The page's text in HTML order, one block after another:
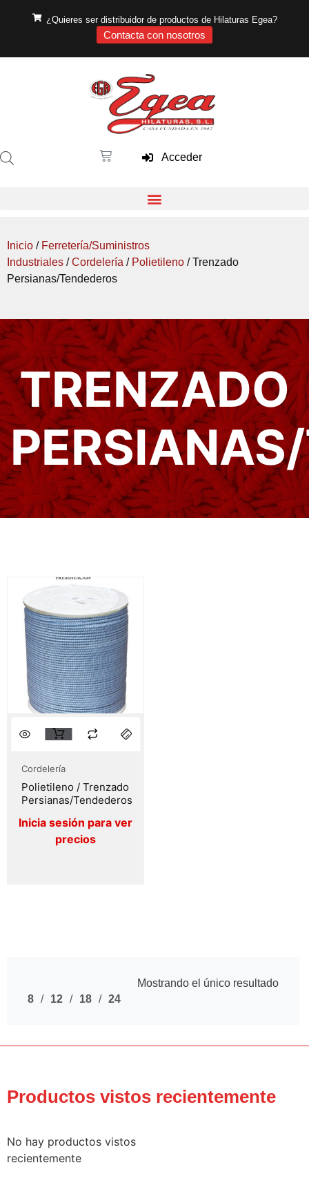
¿Quieres ser distribuidor de productos de Hilaturas Egea?
Contacta con nosotros
Acceder
Inicio / Ferretería/Suministros
Industriales /Cordelería / Polietileno / Trenzado
Persianas/Tendederos
TRENZADO
Cordelería
Polietileno / Trenzado
Persianas/Tendederos
Mostrando el único resultado
8
12 18 24
Productos vistos recientemente
No hay productos vistos
recientemente